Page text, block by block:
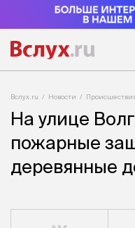
Вслух.ru Новости
На улице
пожарные
деревянные